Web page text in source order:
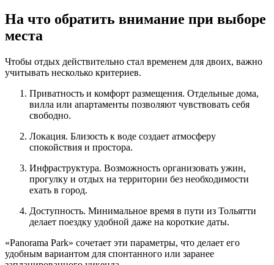
На что обратить внимание при выборе
места
Чтобы отдых действительно стал временем для двоих, важно
учитывать несколько критериев.
Приватность и комфорт размещения. Отдельные дома,
вилла или апартаменты позволяют чувствовать себя
свободно.
Локация. Близость к воде создает атмосферу
спокойствия и простора.
Инфраструктура. Возможность организовать ужин,
прогулку и отдых на территории без необходимости
ехать в город.
Доступность. Минимальное время в пути из Тольятти
делает поездку удобной даже на короткие даты.
«Panorama Park» сочетает эти параметры, что делает его
удобным вариантом для спонтанного или заранее